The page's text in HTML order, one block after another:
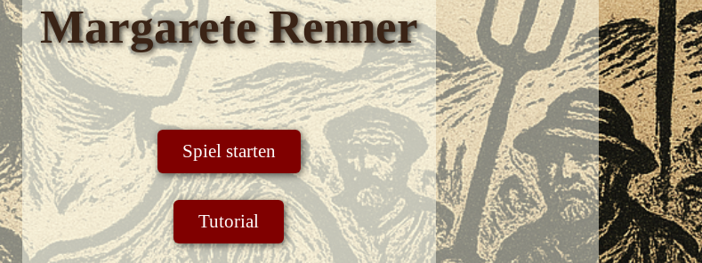
Margarete Renner
Spiel starten
Tutorial